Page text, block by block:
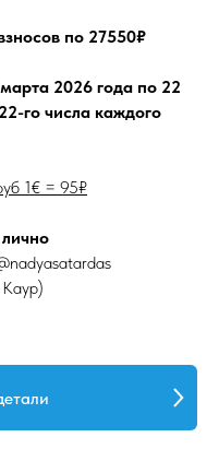
по 27550₽
2026 года по 22
го числа каждого
1€ = 95₽